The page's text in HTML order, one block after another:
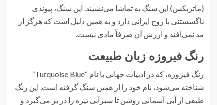
(ماتریکس) این سنگ به تماشا می‌نشیند. این سنگ، پیوندی
ناگسستنی با روح ایرانی دارد و به همین دلیل است که هرگز از
مد نمی‌افتد و ارزش آن صرفاً مادی نیست.
رنگ فیروزه زبان طبیعت
رنگ فیروزه، که در ادبیات جهانی با نام “Turquoise Blue”
شناخته می‌شود، نام خود را از همین سنگ گرفته است. این رنگ
طیفی از آبی آسمانی روشن تا سبزآبی تیره را در بر می‌گیرد و